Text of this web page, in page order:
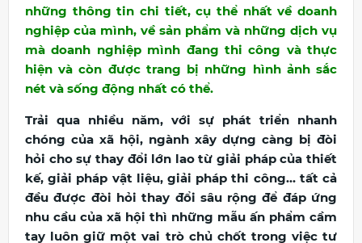
những thông tin chi tiết, cụ thể nhất về doanh
nghiệp của mình, về sản phẩm và những dịch vụ
mà doanh nghiệp mình đang thi công và thực
hiện và còn được trang bị những hình ảnh sắc
nét và sống động nhất có thể.
Trải qua nhiều năm, với sự phát triển nhanh
chóng của xã hội, ngành xây dựng càng bị đòi
hỏi cho sự thay đổi lớn lao từ giải pháp của thiết
kế, giải pháp vật liệu, giải pháp thi công… tất cả
đều được đòi hỏi thay đổi sâu rộng để đáp ứng
nhu cầu của xã hội thì những mẫu ấn phẩm cầm
tay luôn giữ một vai trò chủ chốt trong việc tư